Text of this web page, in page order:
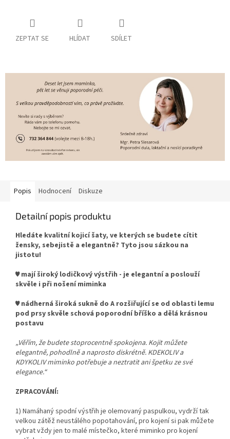
ZEPTAT SE HLÍDAT SDÍLET
Popis Hodnocení Diskuze
Detailní popis produktu
Hledáte kvalitní kojicí šaty, ve kterých se budete cítit
žensky, sebejistě a elegantně? Tyto jsou sázkou na
jistotu!
♥ mají široký lodičkový výstřih - je elegantní a poslouží
skvěle i při nošení miminka
♥ nádherná široká sukně do A rozšiřující se od oblasti lemu
pod prsy skvěle schová poporodní bříško a dělá krásnou
postavu
„Věřím, že budete stoprocentně spokojena. Kojit můžete
elegantně, pohodlně a naprosto diskrétně. KDEKOLIV a
KDYKOLIV miminko potřebuje a neztratit ani špetku ze své
elegance.“
ZPRACOVÁNÍ:
1) Namáhaný spodní výstřih je olemovaný paspulkou, vydrží tak
velkou zátěž neustálého popotahování, pro kojení si pak můžete
vybrat vždy jen to malé místečko, které miminko pro kojení